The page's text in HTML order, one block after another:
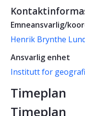
Emneansvarlig/
Henrik Brynthe
Ansvarlig enhet
Institutt for
Timeplan
Timeplan